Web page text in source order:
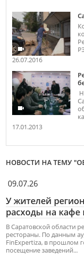
26.07.2016
17.01.2013
НОВОСТИ НА ТЕМУ
09.07.26
У жителей
расходы на кафе
В Саратовской области
рестораны. По данным
FinExpertiza, в прошлом
посещение заведений...